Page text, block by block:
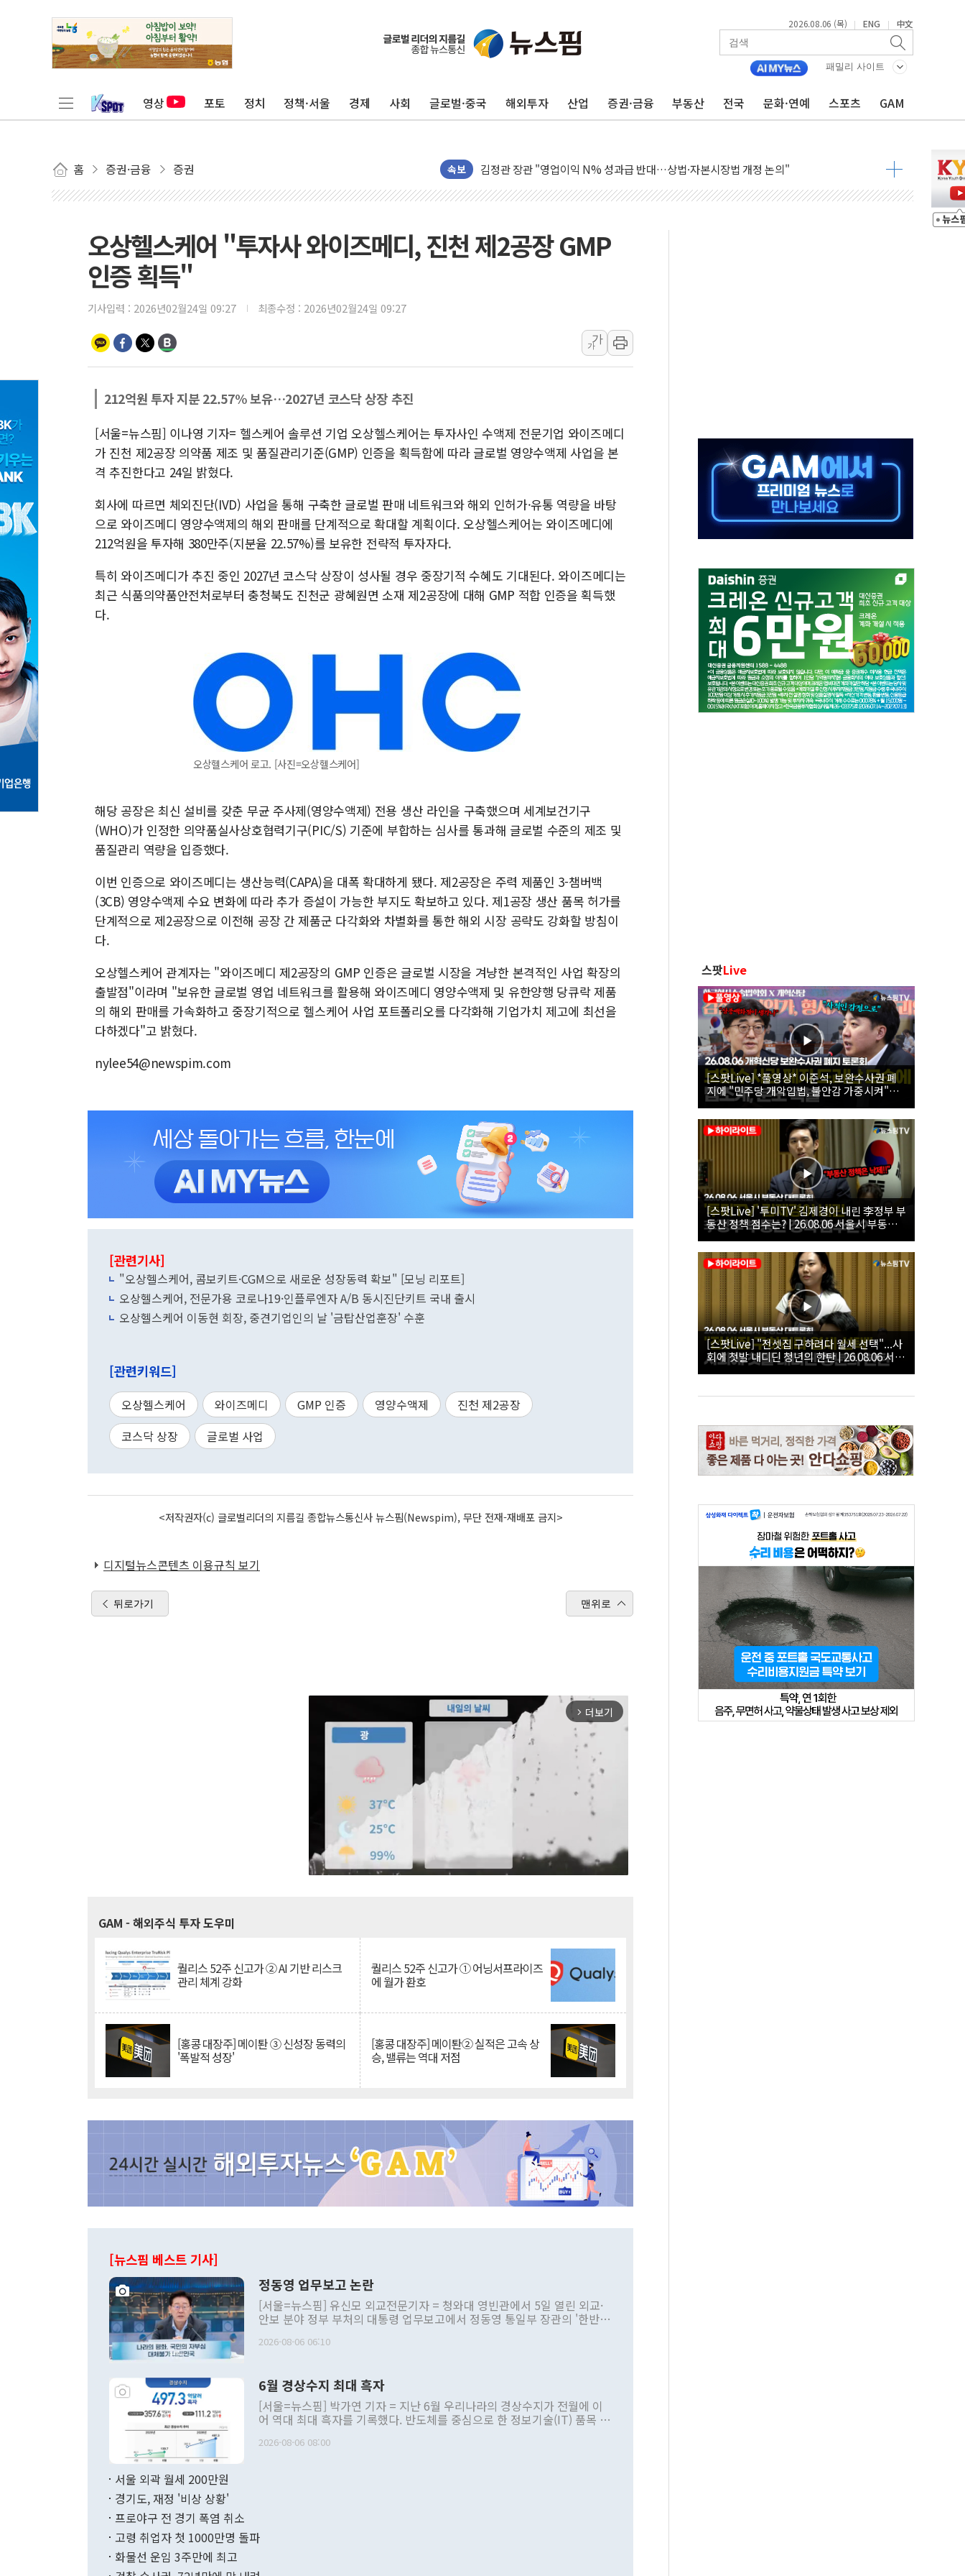
2026.08.06 (목) | ENG | 中文
패밀리 사이트
영상 포토 정치 정책·서울 경제 사회 글로벌·중국 해외투자 산업 증권·금융 부동산 전국 문화·연예 스포츠 GAM
홈 증권·금융 증권 속보
구광모, 내주 실리콘밸리서 젠슨 황 재회…로봇·AI 데이터센터·모빌리티 구체화
뉴욕증시 개장 전 특징주...모더나·아이온큐·도어대시↑ VS 샌디스크·피그마·앱러빈↓
뉴욕증시 프리뷰, 미 주가선물 AI주 차익실현 속 혼조세...웨스턴디지털·샌디스크↓
청와대, 북한 단거리 탄도미사일 발사에 긴급 안보 점검회의
[인도증시] 중동 긴장 완화에 실적 호조까지, 상승...호실적 보고 기업 상승세 뚜렷
러, 1인칭시점 드론으로 우크라 민간인 '사파리' 공격… 시민들 공포감 극대화 전략
김정관 산업부 장관 "주 52시간 손봐야, 경쟁상대 中과 비교해야"
해군 1함대 창설 80주년…지역과 함께하는 '선봉'의 대민 봉사
동해해경, 독도 해상서 부유물 감긴 어선 구조
주한미군 "오산기지 누출, 백린 아닌 무해한 표면 부식 물질"
구미 폐염산처리업체서 불 2시간30여분만에 진화...외국인 노동자 숨져
강원도 폭염특보 11일째…온열질환·가축 피해 최소화 '총력 대응'
오상헬스케어 "투자사 와이즈메디, 진천 제2공장 GMP
인증 획득"
기사입력 : 2026년02월24일 09:27 최종수정 : 2026년02월24일 09:27
가
가
212억원 투자 지분 22.57% 보유…2027년 코스닥 상장 추진
[서울=뉴스핌] 이나영 기자= 헬스케어 솔루션 기업 오상헬스케어는 투자사인 수액제 전문기업 와이즈메디
가 진천 제2공장 의약품 제조 및 품질관리기준(GMP) 인증을 획득함에 따라 글로벌 영양수액제 사업을 본
격 추진한다고 24일 밝혔다.
회사에 따르면 체외진단(IVD) 사업을 통해 구축한 글로벌 판매 네트워크와 해외 인허가·유통 역량을 바탕
으로 와이즈메디 영양수액제의 해외 판매를 단계적으로 확대할 계획이다. 오상헬스케어는 와이즈메디에
212억원을 투자해 380만주(지분율 22.57%)를 보유한 전략적 투자자다.
특히 와이즈메디가 추진 중인 2027년 코스닥 상장이 성사될 경우 중장기적 수혜도 기대된다. 와이즈메디는
최근 식품의약품안전처로부터 충청북도 진천군 광혜원면 소재 제2공장에 대해 GMP 적합 인증을 획득했
다.
오상헬스케어 로고. [사진=오상헬스케어]
해당 공장은 최신 설비를 갖춘 무균 주사제(영양수액제) 전용 생산 라인을 구축했으며 세계보건기구
(WHO)가 인정한 의약품실사상호협력기구(PIC/S) 기준에 부합하는 심사를 통과해 글로벌 수준의 제조 및
품질관리 역량을 입증했다.
이번 인증으로 와이즈메디는 생산능력(CAPA)을 대폭 확대하게 됐다. 제2공장은 주력 제품인 3-챔버백
(3CB) 영양수액제 수요 변화에 따라 추가 증설이 가능한 부지도 확보하고 있다. 제1공장 생산 품목 허가를
단계적으로 제2공장으로 이전해 공장 간 제품군 다각화와 차별화를 통한 해외 시장 공략도 강화할 방침이
다.
오상헬스케어 관계자는 "와이즈메디 제2공장의 GMP 인증은 글로벌 시장을 겨냥한 본격적인 사업 확장의
출발점"이라며 "보유한 글로벌 영업 네트워크를 활용해 와이즈메디 영양수액제 및 유한양행 당큐락 제품
의 해외 판매를 가속화하고 중장기적으로 헬스케어 사업 포트폴리오를 다각화해 기업가치 제고에 최선을
다하겠다"고 밝혔다.
nylee54@newspim.com
[관련기사]
"오상헬스케어, 콤보키트·CGM으로 새로운 성장동력 확보" [모닝 리포트]
오상헬스케어, 전문가용 코로나19·인플루엔자 A/B 동시진단키트 국내 출시
오상헬스케어 이동현 회장, 중견기업인의 날 '금탑산업훈장' 수훈
[관련키워드]
오상헬스케어 와이즈메디 GMP 인증 영양수액제
진천 제2공장
코스닥 상장
글로벌 사업
<저작권자(c) 글로벌리더의 지름길 종합뉴스통신사 뉴스핌(Newspim), 무단 전재-재배포 금지>
디지털뉴스콘텐츠 이용규칙 보기
뒤로가기 맨위로
arrow_forward_ios 더보기
GAM - 해외주식 투자 도우미
퀄리스 52주 신고가 ② AI 기반 리스크
관리 체계 강화
퀄리스 52주 신고가 ① 어닝서프라이즈
에 월가 환호
[홍콩 대장주] 메이퇀 ③ 신성장 동력의
'폭발적 성장'
[홍콩 대장주] 메이퇀② 실적은 고속 상
승, 밸류는 역대 저점
[뉴스핌 베스트 기사]
정동영 업무보고 논란
[서울=뉴스핌] 유신모 외교전문기자 = 청와대 영빈관에서 5일 열린 외교·
안보 분야 정부 부처의 대통령 업무보고에서 정동영 통일부 장관의 '한반도
발언 중에는 정부 내 조율을 거치지 않은 사안을 정책으로 추진하겠다고 공
주의적 희망에 근거한 비현실적 구상'이라는 비판을 내놨다. 그동안 정 장
관의 대북 정책 관련 발언이 물의를 빚은 적은 여러 번 있지만 대통령과 유
관 부처 장관이 공개적으로 부정적 입장을 표명한 것은 이례적이다. 정 장
관의 무리한 대북 접근법과 월권을 제어해야 한다는 목소리도 높아지고 있
다. [정동영 통일부 장관이 지난달 23일 오후 서울 종로구 정부서울청사에
무너졌다고도 했다. 또 "현 시점에서 흘러간 선(先)비핵화만 되뇌는 것은
2026-08-06 06:10
6월 경상수지 최대 흑자
[서울=뉴스핌] 박가연 기자 = 지난 6월 우리나라의 경상수지가 전월에 이
어 역대 최대 흑자를 기록했다. 반도체를 중심으로 한 정보기술(IT) 품목 수
료=한국은행] 한국은행이 6일 발표한 '2026년 6월 국제수지(잠정)'에 따르
며 월간 기준 처음으로 1000억달러를 넘어섰다. 상품수입은 644억8000만
196.9% 급증했고 컴퓨터·주변기기(SSD)는 282.7% 증가했다. IT 품목
2026-08-06 08:00
서울 외곽 월세 200만원
경기도, 재정 '비상 상황'
프로야구 전 경기 폭염 취소
고령 취업자 첫 1000만명 돌파
화물선 운임 3주만에 최고
스팟Live
[스팟Live] *풀영상* 이준석, 보완수사권 폐
지에 "민주당 개악입법, 불안감 가중시켜"｜
26.08.06 개혁신당 보완수사권 폐지 토론회
[스팟Live] '투미TV' 김제경이 내린 李정부 부
동산 정책 점수는? | 26.08.06 서울시 부동산
대토론회
[스팟Live] "전셋집 구하려다 월세 선택"...사
회에 첫발 내디딘 청년의 한탄 | 26.08.06 서울
시 부동산 대토론회